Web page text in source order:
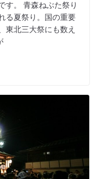
す。 青森ねぶた祭り
る夏祭り。国の重要
東北三大祭にも数え